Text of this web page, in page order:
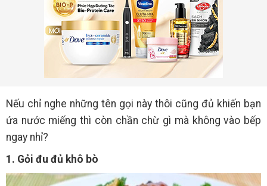
Nếu chỉ nghe những tên gọi này thôi cũng đủ khiến bạn
ứa nước miếng thì còn chần chừ gì mà không vào bếp
ngay nhỉ?
1. Gỏi đu đủ khô bò